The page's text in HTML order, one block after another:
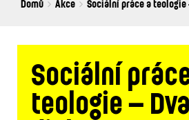
Breadcrumbs
You
Domů Akce Sociální práce a teologie
Sociální
teologie –